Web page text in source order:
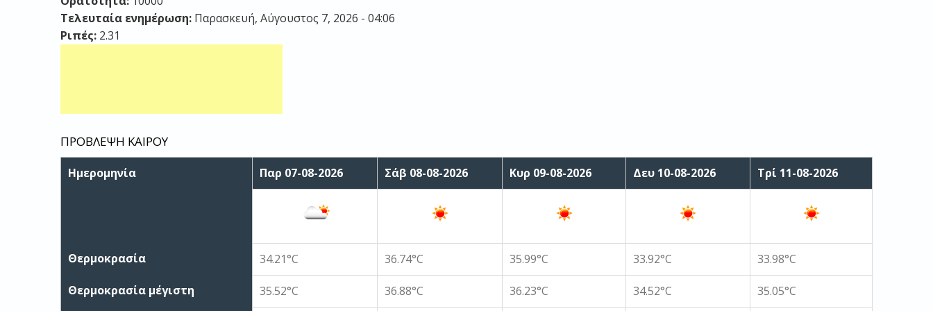
Τελευταία ενημέρωση: Παρασκευή, Αύγουστος 7, 2026 - 04:06
Ριπές: 2.31
ΠΡΟΒΛΕΨΗ ΚΑΙΡΟΥ
Ημερομηνία Παρ 07-08-2026 Σάβ 08-08-2026 Κυρ 09-08-2026 Δευ 10-08-2026 Τρί 11-08-2026
Θερμοκρασία 34.21°C 36.74°C 35.99°C 33.92°C 33.98°C
Θερμοκρασία μέγιστη 35.52°C 36.88°C 36.23°C 34.52°C 35.05°C